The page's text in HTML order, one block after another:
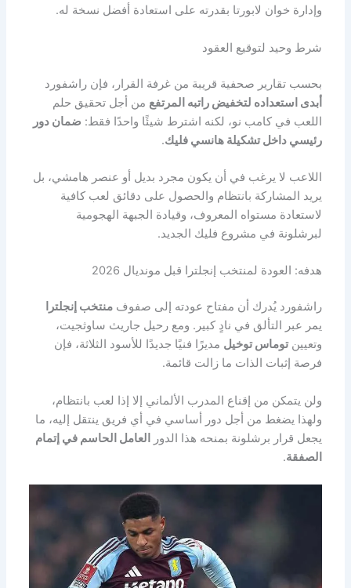
وإدارة خوان لابورتا بقدرته على استعادة أفضل نسخة له.
شرط وحيد لتوقيع العقود
بحسب تقارير صحفية قريبة من غرفة القرار، فإن راشفورد
أبدى استعداده لتخفيض راتبه المرتفع من أجل تحقيق حلم
اللعب في كامب نو، لكنه اشترط شيئًا واحدًا فقط: ضمان دور
رئيسي داخل تشكيلة هانسي فليك.
اللاعب لا يرغب في أن يكون مجرد بديل أو عنصر هامشي، بل
يريد المشاركة بانتظام والحصول على دقائق لعب كافية
لاستعادة مستواه المعروف، وقيادة الجبهة الهجومية
لبرشلونة في مشروع فليك الجديد.
هدفه: العودة لمنتخب إنجلترا قبل مونديال 2026
راشفورد يُدرك أن مفتاح عودته إلى صفوفمنتخب إنجلترا
يمر عبر التألق في نادٍ كبير. ومع رحيل جاريث ساوثجيت،
وتعيينتوماس توخيل مديرًا فنيًا جديدًا للأسود الثلاثة، فإن
فرصة إثبات الذات ما زالت قائمة.
ولن يتمكن من إقناع المدرب الألماني إلا إذا لعب بانتظام،
ولهذا يضغط من أجل دور أساسي في أي فريق ينتقل إليه، ما
يجعل قرار برشلونة بمنحه هذا الدور
العامل الحاسم في إتمام
الصفقة.